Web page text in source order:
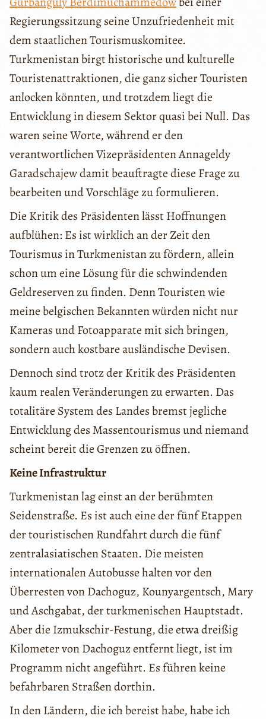
Regierungssitzung seine Unzufriedenheit mit
dem staatlichen Tourismuskomitee.
Turkmenistan birgt historische und kulturelle
Touristenattraktionen, die ganz sicher Touristen
anlocken könnten, und trotzdem liegt die
Entwicklung in diesem Sektor quasi bei Null. Das
waren seine Worte, während er den
verantwortlichen Vizepräsidenten Annageldy
Garadschajew damit beauftragte diese Frage zu
bearbeiten und Vorschläge zu formulieren.
Die Kritik des Präsidenten lässt Hoffnungen
aufblühen: Es ist wirklich an der Zeit den
Tourismus in Turkmenistan zu fördern, allein
schon um eine Lösung für die schwindenden
Geldreserven zu finden. Denn Touristen wie
meine belgischen Bekannten würden nicht nur
Kameras und Fotoapparate mit sich bringen,
sondern auch kostbare ausländische Devisen.
Dennoch sind trotz der Kritik des Präsidenten
kaum realen Veränderungen zu erwarten. Das
totalitäre System des Landes bremst jegliche
Entwicklung des Massentourismus und niemand
scheint bereit die Grenzen zu öffnen.
Keine Infrastruktur
Turkmenistan lag einst an der berühmten
Seidenstraße. Es ist auch eine der fünf Etappen
der touristischen Rundfahrt durch die fünf
zentralasiatischen Staaten. Die meisten
internationalen Autobusse halten vor den
Überresten von Dachoguz, Kounyargentsch, Mary
und Aschgabat, der turkmenischen Hauptstadt.
Aber die Izmukschir-Festung, die etwa dreißig
Kilometer von Dachoguz entfernt liegt, ist im
Programm nicht angeführt. Es führen keine
befahrbaren Straßen dorthin.
In den Ländern, die ich bereist habe, habe ich